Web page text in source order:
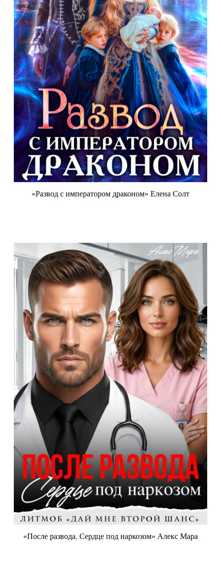
«Развод с императором драконом» Елена Солт
«После развода. Сердце под наркозом» Алекс Мара